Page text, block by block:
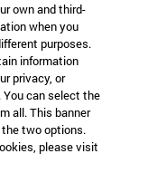
own and third-
when you
purposes.
information
privacy, or
can select the
all. This banner
two options.
please visit